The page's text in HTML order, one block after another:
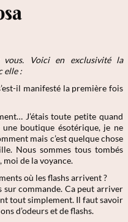
vous. Voici en exclusivité la
elle :
il manifesté la première fois
J’étais toute petite quand
boutique ésotérique, je ne
mais c’est quelque chose
Nous sommes tous tombés
moi de la voyance.
où les flashs arrivent ?
sur commande. Ca peut arriver
tout simplement. Il faut savoir
d’odeurs et de flashs.